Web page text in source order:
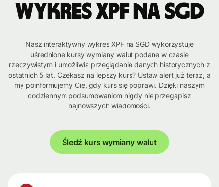
Wykres XPF na SGD
Nasz interaktywny wykres XPF na SGD wykorzystuje
uśrednione kursy wymiany walut podane w czasie
rzeczywistym i umożliwia przeglądanie danych historycznych z
ostatnich 5 lat. Czekasz na lepszy kurs? Ustaw alert już teraz, a
my poinformujemy Cię, gdy kurs się poprawi. Dzięki naszym
codziennym podsumowaniom nigdy nie przegapisz
najnowszych wiadomości.
Śledź kurs wymiany walut